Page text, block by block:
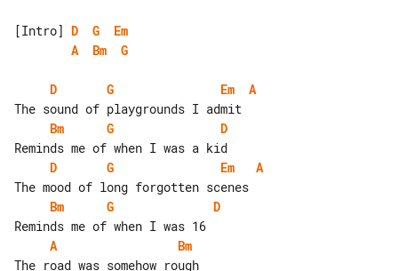
[Intro] D G
Em
A
Bm G
D G Em
A
Bm
G
D
D
G Em
A
Bm
G
D
A
Bm